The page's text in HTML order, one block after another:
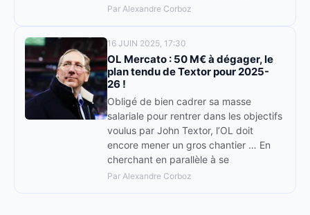
Par Alexandre Corboz
16 JUIN 2025, 17:30
OL Mercato : 50 M€ à dégager, le
plan tendu de Textor pour 2025-
26 !
Obligé de bien cadrer sa masse
salariale pour rentrer dans les objectifs
voulus par John Textor, l’OL doit
encore mener un gros chantier … En
cherchant en parallèle à se
Par Alexandre Corboz